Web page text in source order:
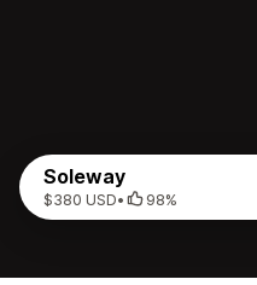
Soleway
$380 USD• 98%